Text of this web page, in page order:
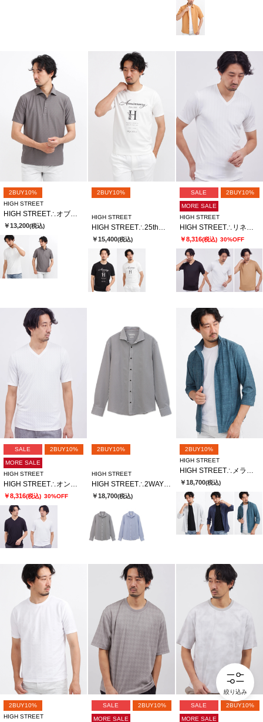
2BUY10%
HIGH STREET
HIGH STREET∴オブリークジャカード半袖ポロシャツ
￥13,200(税込)
2BUY10%
HIGH STREET
HIGH STREET∴25thロゴプリントＴシャツ
￥15,400(税込)
SALE 2BUY10%
MORE SALE
HIGH STREET
HIGH STREET∴リネアJQハンソデVネック
￥8,316(税込) 30%OFF
SALE 2BUY10%
MORE SALE
HIGH STREET
￥8,316(税込) 30%OFF
2BUY10%
HIGH STREET
HIGH STREET∴2WAYサッカーストライプカッタウェイシャツ
￥18,700(税込)
2BUY10%
HIGH STREET
￥18,700(税込)
2BUY10%
HIGH STREET
SALE 2BUY10%
MORE SALE
SALE 2BUY10%
MORE SALE
絞り込み